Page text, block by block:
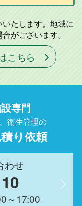
たします。地域に
がございます。
こちら
専門
衛生管理の
り依頼
わせ
～17:00